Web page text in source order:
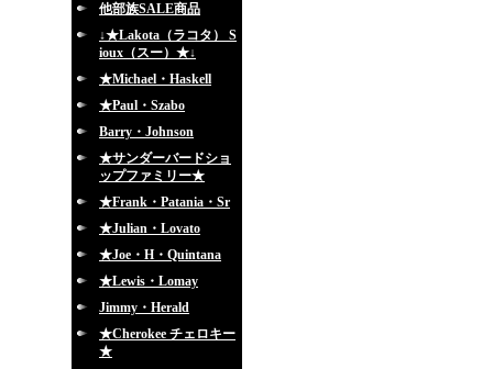
他部族SALE商品
↓★Lakota（ラコタ） S
ioux（スー）★↓
★Michael・Haskell
★Paul・Szabo
Barry・Johnson
★サンダーバードショ
ップファミリー★
★Frank・Patania・Sr
★Julian・Lovato
★Joe・H・Quintana
★Lewis・Lomay
Jimmy・Herald
★Cherokee チェロキー
★